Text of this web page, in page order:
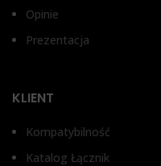
Opinie
Prezentacja
KLIENT
Kompatybilność
Katalog Łącznik